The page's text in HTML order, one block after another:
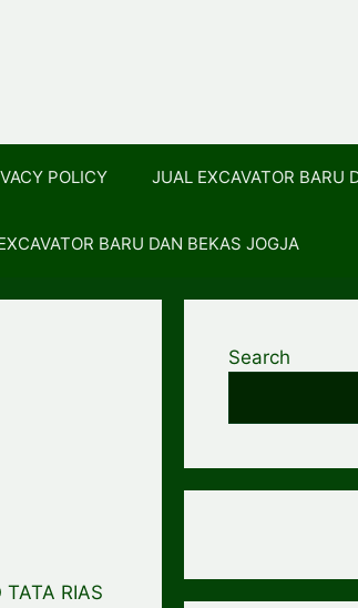
POLICY JUAL EXCAVATOR BARU
BARU DAN BEKAS JOGJA
TATA RIAS
Search